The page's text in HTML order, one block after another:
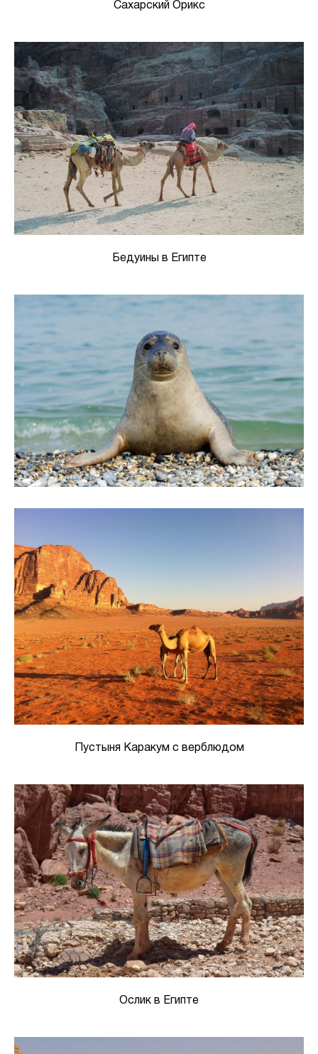
Сахарский Орикс
Бедуины в Египте
Пустыня Каракум с верблюдом
Ослик в Египте